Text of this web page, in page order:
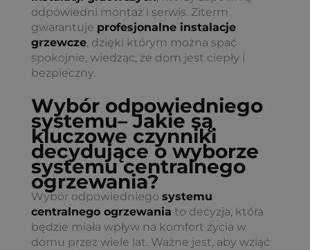
odpowiedni montaż i serwis. Ziterm
gwarantuje profesjonalne instalacje
grzewcze, dzięki którym można spać
spokojnie, wiedząc, że dom jest ciepły i
bezpieczny.
Wybór odpowiedniego
systemu– Jakie są
kluczowe czynniki
decydujące o wyborze
systemu centralnego
ogrzewania?
Wybór odpowiedniego systemu
centralnego ogrzewania to decyzja, która
będzie miała wpływ na komfort życia w
domu przez wiele lat. Ważne jest, aby wziąć